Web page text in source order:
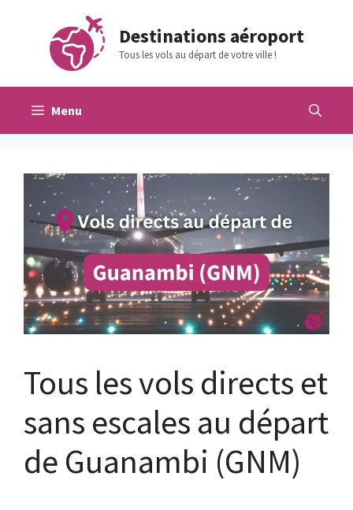
contenu
Destinations aéroport
Tous les vols au départ de votre ville !
Menu
Tous les vols directs et
sans escales au départ
de Guanambi (GNM)